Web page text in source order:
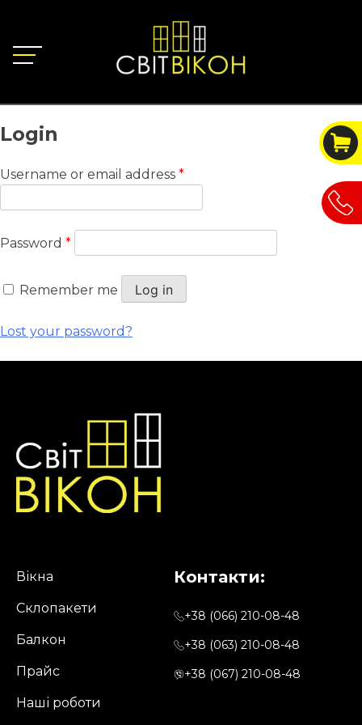
Login
Username or email address *Required
Password *Required
Remember me Log in
Lost your password?
Вікна
Склопакети
Балкон
Прайс
Наші роботи
Контакти:
+38 (066) 210-08-48
+38 (063) 210-08-48
+38 (067) 210-08-48